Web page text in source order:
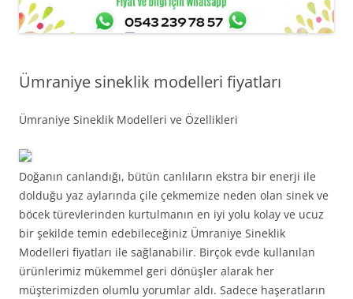
Ümraniye sineklik modelleri fiyatları
Ümraniye Sineklik Modelleri ve Özellikleri
Doğanın canlandığı, bütün canlıların ekstra bir enerji ile
dolduğu yaz aylarında çile çekmemize neden olan sinek ve
böcek türevlerinden kurtulmanın en iyi yolu kolay ve ucuz
bir şekilde temin edebileceğiniz Ümraniye Sineklik
Modelleri fiyatları ile sağlanabilir. Birçok evde kullanılan
ürünlerimiz mükemmel geri dönüşler alarak her
müşterimizden olumlu yorumlar aldı. Sadece haşeratların